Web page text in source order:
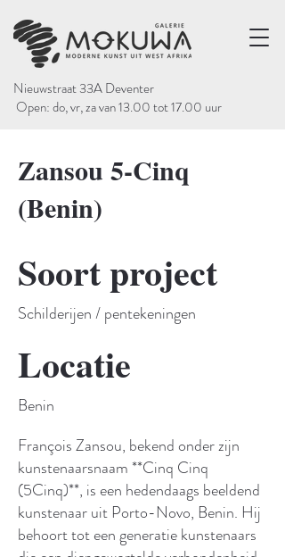
Nieuwstraat 33A Deventer
Open: do, vr, za van 13.00 tot 17.00 uur
Zansou 5-Cinq
(Benin)
Soort project
Schilderijen / pentekeningen
Locatie
Benin
François Zansou, bekend onder zijn
kunstenaarsnaam **Cinq Cinq
(5Cinq)**, is een hedendaags beeldend
kunstenaar uit Porto-Novo, Benin. Hij
behoort tot een generatie kunstenaars